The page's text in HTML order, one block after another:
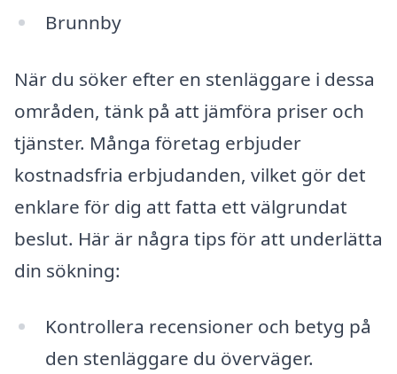
Brunnby
När du söker efter en stenläggare i dessa
områden, tänk på att jämföra priser och
tjänster. Många företag erbjuder
kostnadsfria erbjudanden, vilket gör det
enklare för dig att fatta ett välgrundat
beslut. Här är några tips för att underlätta
din sökning:
Kontrollera recensioner och betyg på
den stenläggare du överväger.